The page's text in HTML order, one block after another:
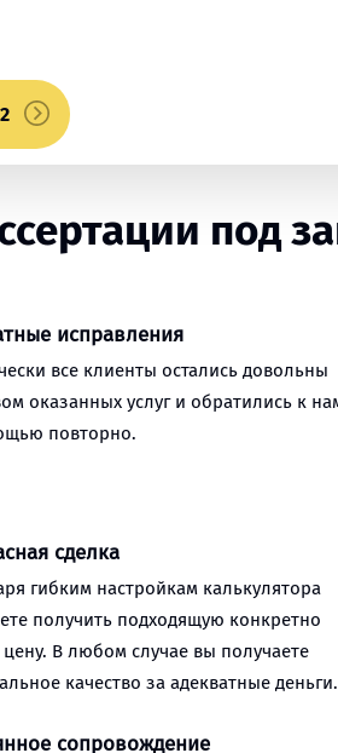
под
исправления
все клиенты остались довольны
оказанных услуг и обратились к
повторно.
сделка
гибким настройкам калькулятора
получить подходящую конкретно
цену. В любом случае вы получаете
качество за адекватные деньги.
сопровождение